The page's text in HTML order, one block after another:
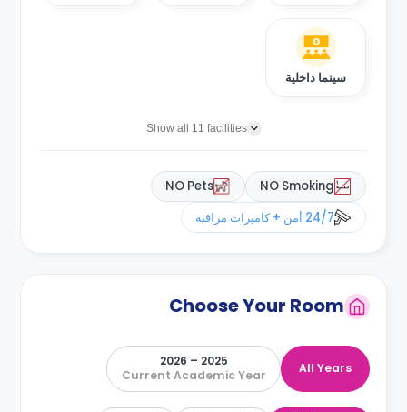
سينما داخلية
Show all 11 facilities
NO Smoking
NO Pets
24/7 أمن + كاميرات مراقبة
Choose Your Room
All Years
2025 – 2026
Current Academic Year